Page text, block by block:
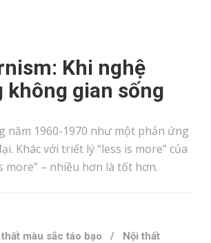
Khi nghệ
gian sống
năm 1960-1970 như một phản ứng
Khác với triết lý “less is more” của
– nhiều hơn là tốt hơn.
thất màu sắc táo bạo / Nội thất